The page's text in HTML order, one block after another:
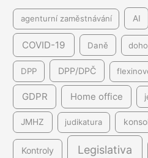
agenturní zaměstnávání AI
COVID-19 Daně
DPP DPP/DPČ
GDPR Home office
JMHZ judikatura
Kontroly Legislativa